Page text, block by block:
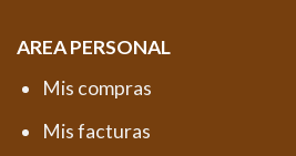
AREA PERSONAL
Mis compras
Mis facturas